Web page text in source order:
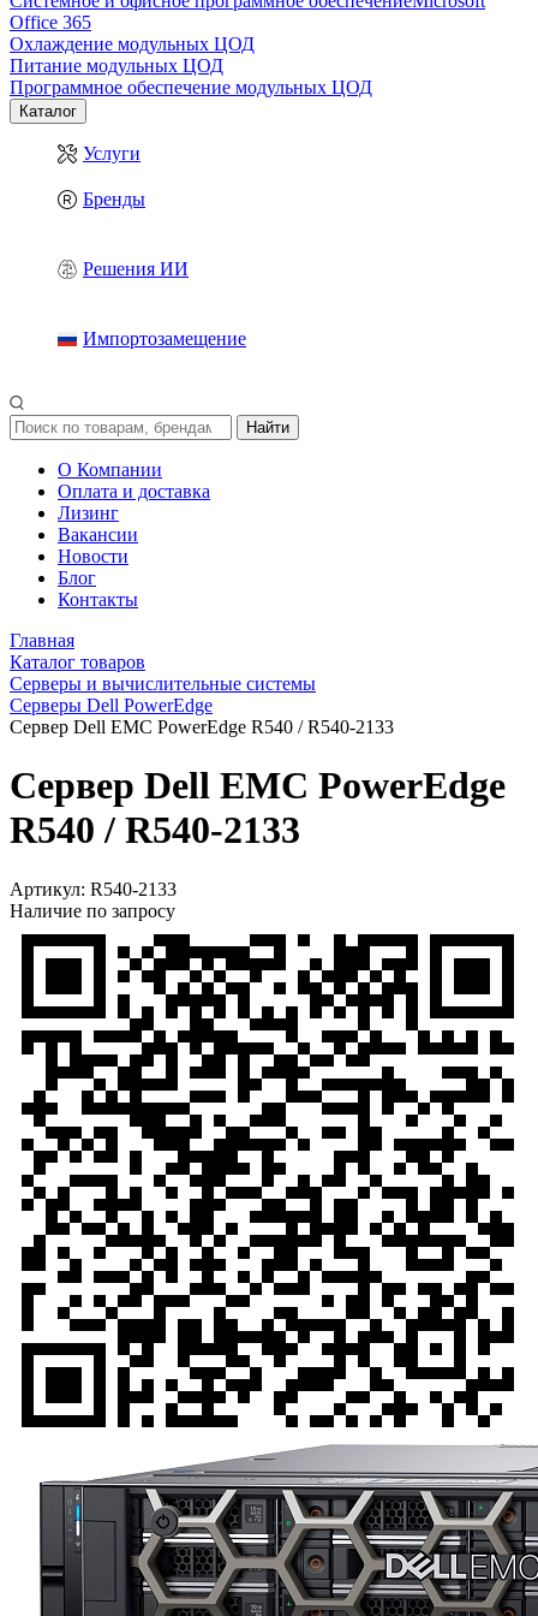
Office 365
Охлаждение модульных ЦОД
Питание модульных ЦОД
Программное обеспечение модульных ЦОД
Каталог
Услуги
Бренды
Решения ИИ
Импортозамещение
Найти
О Компании
Оплата и доставка
Лизинг
Вакансии
Новости
Блог
Контакты
Главная
Каталог товаров
Серверы и вычислительные системы
Серверы Dell PowerEdge
Сервер Dell EMC PowerEdge R540 / R540-2133
Сервер Dell EMC PowerEdge
R540 / R540-2133
Артикул: R540-2133
Наличие по запросу